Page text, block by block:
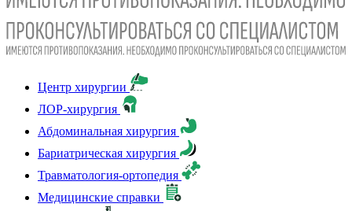
Центр хирургии
ЛОР-хирургия
Абдоминальная хирургия
Бариатрическая хирургия
Травматология-ортопедия
Медицинские справки